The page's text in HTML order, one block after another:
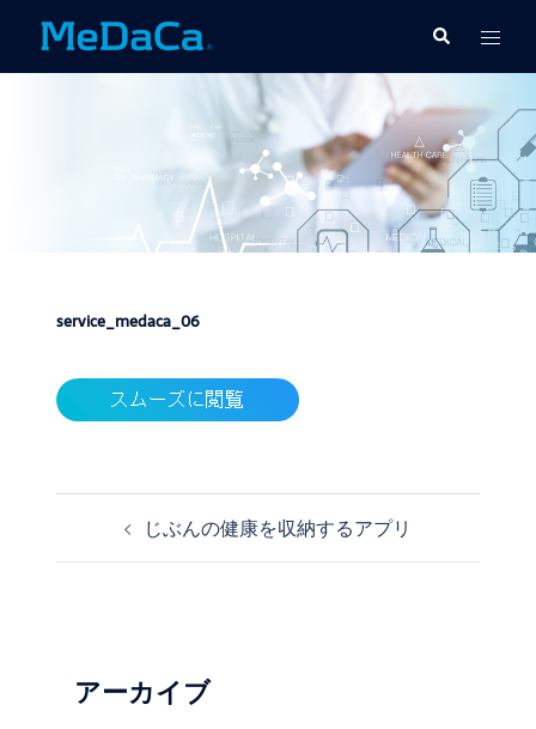
テ
検
索
ト
グ
メ
ニ
ュ
ー
service_medaca_06
稿
ー
シ
じぶんの健康を収納するアプリ
アーカイブ